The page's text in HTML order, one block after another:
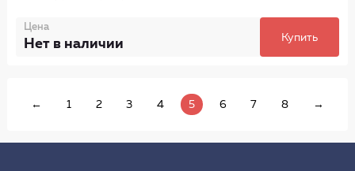
Цена
Нет в наличии Купить
← 1 2 3 4 5 6 7 8 →